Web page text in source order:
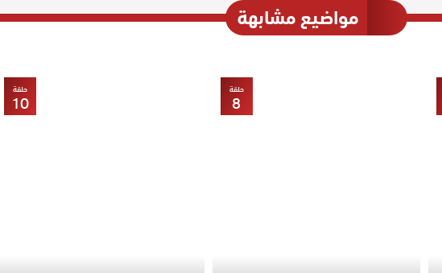
مواضيع مشابهة
حلقة
8
حلقة
10